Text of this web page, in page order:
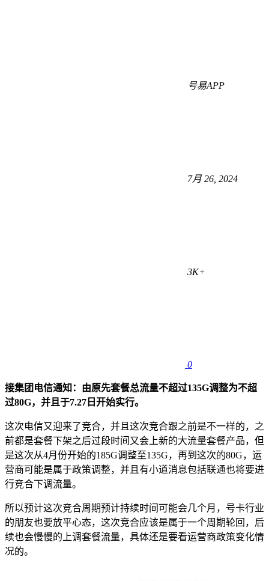
号易APP
7月 26, 2024
3K+
0
接集团电信通知：由原先套餐总流量不超过135G调整为不超
过80G，并且于7.27日开始实行。
这次电信又迎来了竞合，并且这次竞合跟之前是不一样的，之
前都是套餐下架之后过段时间又会上新的大流量套餐产品，但
是这次从4月份开始的185G调整至135G，再到这次的80G，运
营商可能是属于政策调整，并且有小道消息包括联通也将要进
行竞合下调流量。
所以预计这次竞合周期预计持续时间可能会几个月，号卡行业
的朋友也要放平心态，这次竞合应该是属于一个周期轮回，后
续也会慢慢的上调套餐流量，具体还是要看运营商政策变化情
况的。